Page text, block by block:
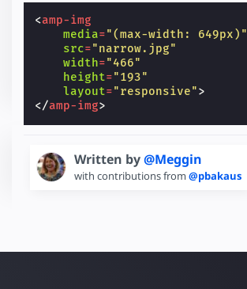
<amp-img
media="(max-width: 649px)"
src="narrow.jpg"
width="466"
height="193"
layout="responsive">
</amp-img>
Written by@Meggin
with contributions from @pbakaus